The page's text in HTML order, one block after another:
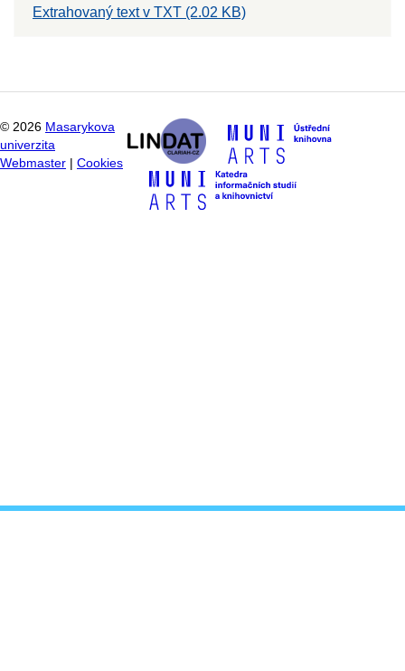
Extrahovaný text v TXT (2.02 KB)
© 2026 Masarykova
univerzita
Webmaster
Cookies